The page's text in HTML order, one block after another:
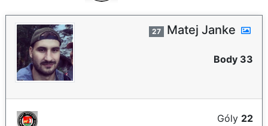
27 Matej Janke
Body 33
Góly 22